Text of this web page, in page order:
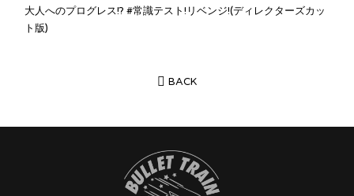
大人へのプログレス!? #常識テスト!リベンジ!(ディレクターズカッ
ト版)
BACK